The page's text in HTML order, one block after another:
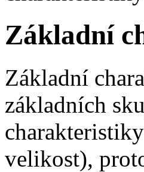
Základní
Základní
základních
velikost),